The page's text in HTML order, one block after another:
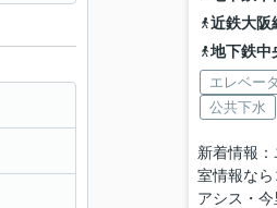
近鉄大阪
地下鉄中
エレベー
公共下水
新着情報
室情報な
アシス・